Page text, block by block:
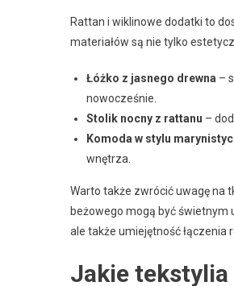
Rattan i wiklinowe dodatki to
materiałów są nie tylko
Łóżko z jasnego drewna –
nowocześnie.
Stolik nocny z rattanu –
Komoda w stylu
wnętrza.
Warto także zwrócić uwagę na
beżowego mogą być świetnym
ale także umiejętność łączenia
Jakie